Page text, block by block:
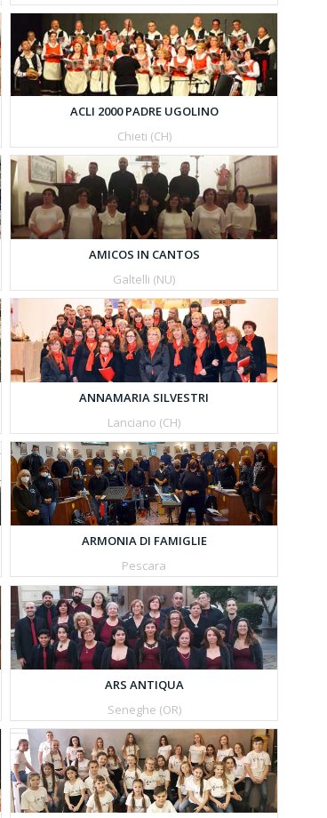
ACLI 2000 PADRE UGOLINO
Chieti (CH)
AMICOS IN CANTOS
Galtelli (NU)
ANNAMARIA SILVESTRI
Lanciano (CH)
ARMONIA DI FAMIGLIE
Pescara
ARS ANTIQUA
Seneghe (OR)